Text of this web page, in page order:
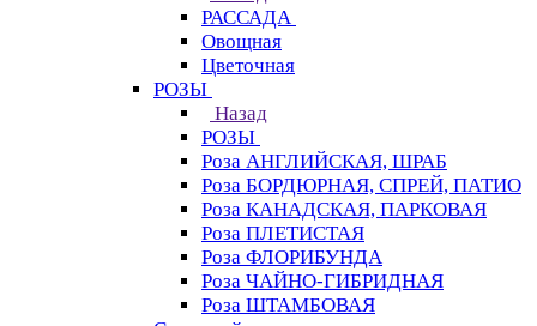
РАССАДА
Овощная
Цветочная
РОЗЫ
Назад
РОЗЫ
Роза АНГЛИЙСКАЯ, ШРАБ
Роза БОРДЮРНАЯ, СПРЕЙ, ПАТИО
Роза КАНАДСКАЯ, ПАРКОВАЯ
Роза ПЛЕТИСТАЯ
Роза ФЛОРИБУНДА
Роза ЧАЙНО-ГИБРИДНАЯ
Роза ШТАМБОВАЯ